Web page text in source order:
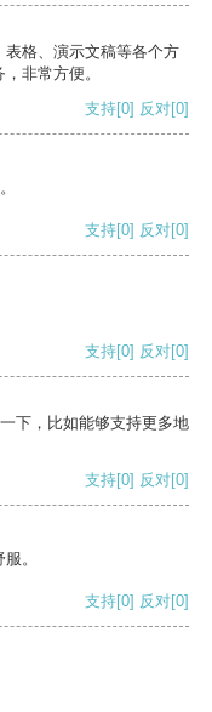
格、演示文稿等各个方
非常方便。
支持[0] 反对[0]
支持[0] 反对[0]
支持[0] 反对[0]
下，比如能够支持更多地
支持[0] 反对[0]
。
支持[0] 反对[0]